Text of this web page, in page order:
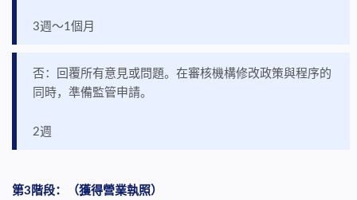
3週～1個月
否：回覆所有意見或問題。在審核機構修改政策與程序的
同時，準備監管申請。
2週
第3階段： （獲得營業執照）